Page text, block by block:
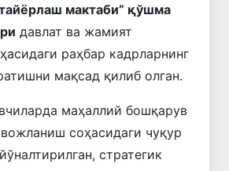
мактаби” қўшма
давлат ва жамият
раҳбар кадрларнинг
мақсад қилиб олган.
маҳаллий бошқарув
соҳасидаги чуқур
стратегик